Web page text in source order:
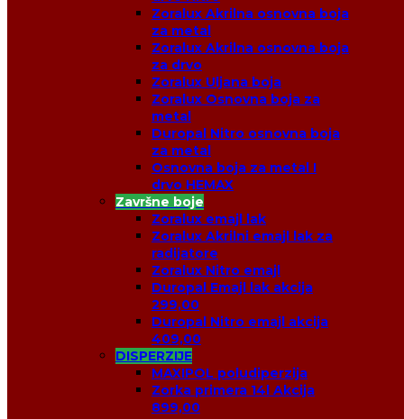
Zoralux Akrilna osnovna boja
za metal
Zoralux Akrilna osnovna boja
za drvo
Zoralux Uljana boja
Zoralux Osnovna boja za
metal
Duropal Nitro osnovna boja
za metal
Osnovna boja za metal I
drvo HEMAX
Završne boje
Zoralux emajl lak
Zoralux Akrilni emajl lak za
radijatore
Zoralux Nitro emajl
Duropal Emajl lak akcija
299,00
Duropal Nitro emajl akcija
409,00
DISPERZIJE
MAXIPOL poludiperzija
Zorka primera 14l Akcija
899,00